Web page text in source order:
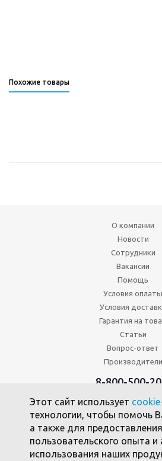
Похожие товары
О компании
Новости
Сотрудники
Вакансии
Помощь
Условия оплаты
Условия
Гарантия на
Статьи
Вопрос-ответ
Производители
8-800-500-
Политика
Пользовательское
Политика использования
Этот сайт использует
технологии, чтобы помочь
а также для
пользовательского опыта и
использования наших